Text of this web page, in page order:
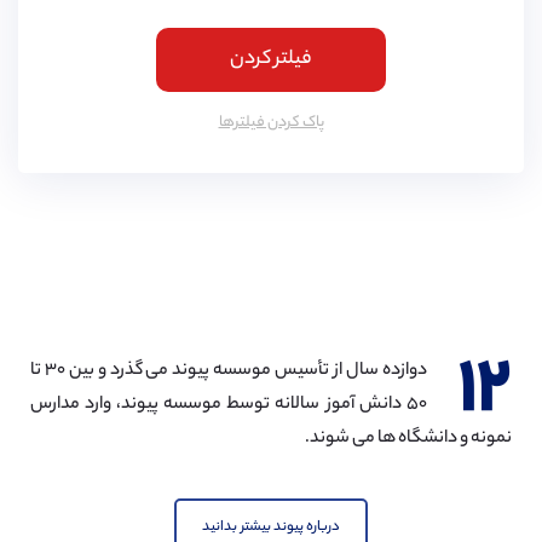
فیلتر کردن
پاک کردن فیلتر‌ها
۱۲
دوازده سال از تأسیس موسسه پیوند می گذرد و بین ۳۰ تا
۵۰ دانش آموز سالانه توسط موسسه پیوند، وارد مدارس
نمونه و دانشگاه ها می شوند.
درباره پیوند بیشتر بدانید